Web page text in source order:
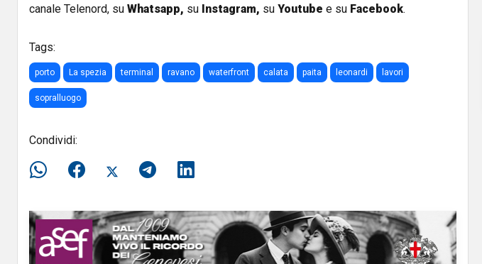
canale Telenord, su Whatsapp, su Instagram, su Youtube e su Facebook.
Tags:
porto La spezia terminal ravano waterfront calata paita leonardi lavori
sopralluogo
Condividi: